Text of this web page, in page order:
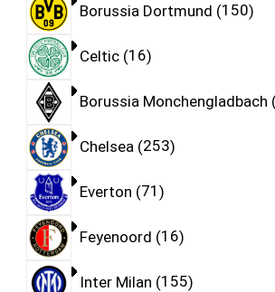
Borussia Dortmund 150
Celtic 16
Borussia Monchengladbach
Chelsea 253
Everton 71
Feyenoord 16
Inter Milan 155